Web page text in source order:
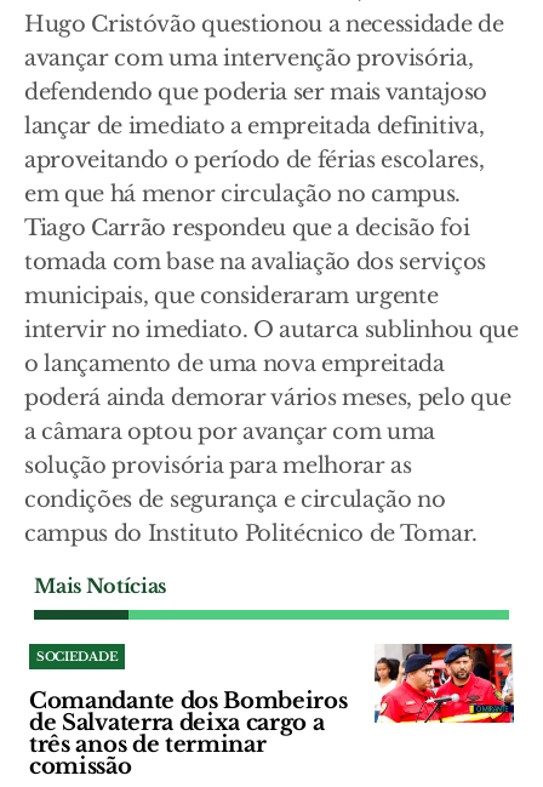
Hugo Cristóvão questionou a necessidade de
avançar com uma intervenção provisória,
defendendo que poderia ser mais vantajoso
lançar de imediato a empreitada definitiva,
aproveitando o período de férias escolares,
em que há menor circulação no campus.
Tiago Carrão respondeu que a decisão foi
tomada com base na avaliação dos serviços
municipais, que consideraram urgente
intervir no imediato. O autarca sublinhou que
o lançamento de uma nova empreitada
poderá ainda demorar vários meses, pelo que
a câmara optou por avançar com uma
solução provisória para melhorar as
condições de segurança e circulação no
campus do Instituto Politécnico de Tomar.
Mais Notícias
SOCIEDADE
Comandante dos Bombeiros
de Salvaterra deixa cargo a
três anos de terminar
comissão